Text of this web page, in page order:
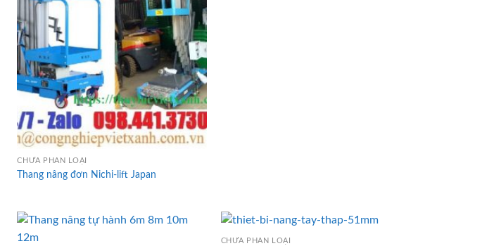
CHƯA PHÂN LOẠI
Thang nâng đơn Nichi-lift Japan
CHƯA PHÂN LOẠI